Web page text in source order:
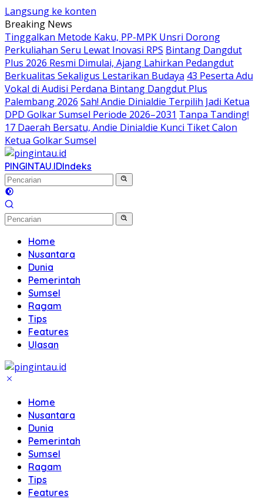
Langsung ke konten
Breaking News
Tinggalkan Metode Kaku, PP-MPK Unsri Dorong
Perkuliahan Seru Lewat Inovasi RPS Bintang Dangdut
Plus 2026 Resmi Dimulai, Ajang Lahirkan Pedangdut
Berkualitas Sekaligus Lestarikan Budaya 43 Peserta Adu
Vokal di Audisi Perdana Bintang Dangdut Plus
Palembang 2026 Sah! Andie Dinialdie Terpilih Jadi Ketua
DPD Golkar Sumsel Periode 2026–2031 Tanpa Tanding!
17 Daerah Bersatu, Andie Dinialdie Kunci Tiket Calon
Ketua Golkar Sumsel
PINGINTAU.IDIndeks
Home
Nusantara
Dunia
Pemerintah
Sumsel
Ragam
Tips
Features
Ulasan
Home
Nusantara
Dunia
Pemerintah
Sumsel
Ragam
Tips
Features